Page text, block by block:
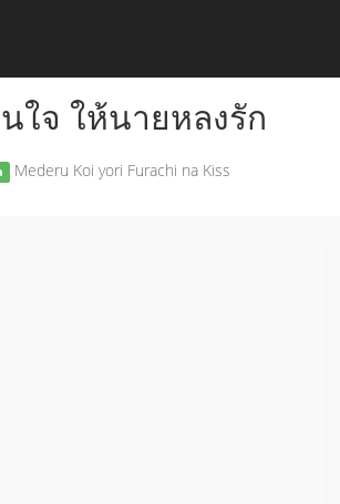
ใจ ให้นายหลงรัก
Mederu Koi yori Furachi na Kiss